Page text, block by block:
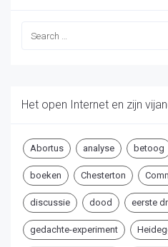
Het open Internet en zijn
Abortus analyse betoog
boeken Chesterton
discussie dood eerste
gedachte-experiment